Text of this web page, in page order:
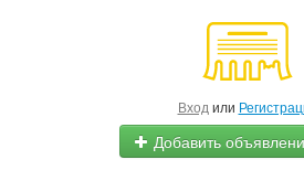
Вход или
Добавить